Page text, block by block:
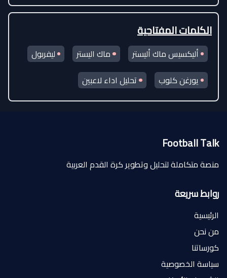
الكلمات المفتاحية
أليكسيس ماك أليستر ماك اليستر
ليفربول
يورغن كلوب
تحليل اداء لاعبين
Football Talk
منصة متكاملة لتحليل وتطوير كرة القدم العربية
روابط سريعة
الرئيسية
من نحن
كورساتنا
سياسة الخصوصية